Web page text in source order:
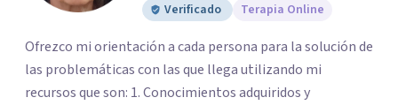
Verificado Terapia Online
Ofrezco mi orientación a cada persona para la solución de
las problemáticas con las que llega utilizando mi
recursos que son: 1. Conocimientos adquiridos y